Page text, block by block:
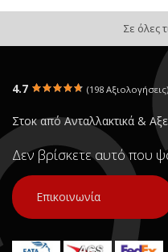
Σε όλες
4.7 (198 Αξιολογήσεις)
Στοκ από Ανταλλακτικά &
Δεν βρίσκετε αυτό που
Επικοινωνία